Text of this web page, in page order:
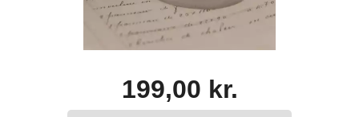
199,00 kr.